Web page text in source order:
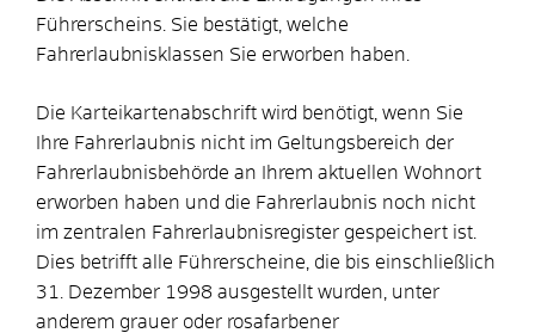
Führerscheins. Sie bestätigt, welche
Fahrerlaubnisklassen Sie erworben haben.
Die Karteikartenabschrift wird benötigt, wenn Sie
Ihre Fahrerlaubnis nicht im Geltungsbereich der
Fahrerlaubnisbehörde an Ihrem aktuellen Wohnort
erworben haben und die Fahrerlaubnis noch nicht
im zentralen Fahrerlaubnisregister gespeichert ist.
Dies betrifft alle Führerscheine, die bis einschließlich
31. Dezember 1998 ausgestellt wurden, unter
anderem grauer oder rosafarbener